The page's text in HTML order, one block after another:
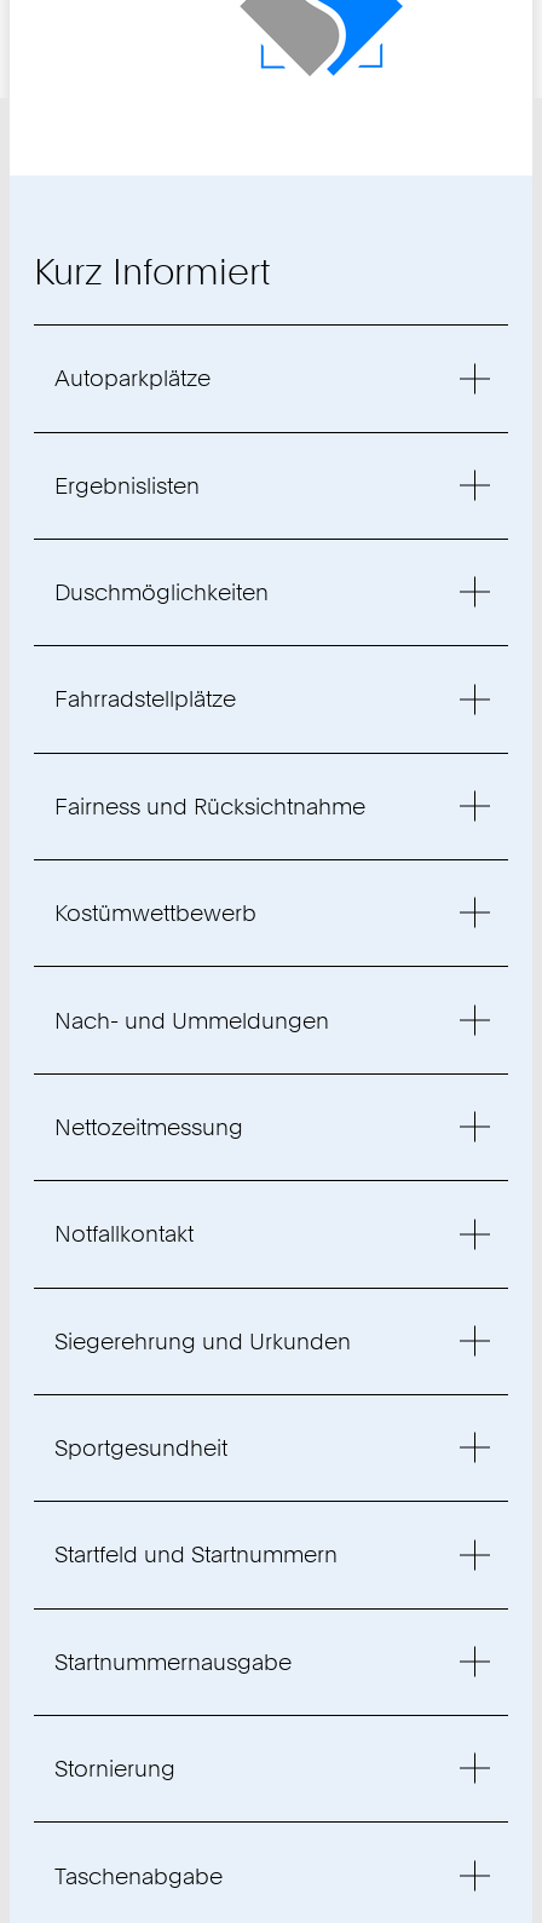
Kurz Informiert
Autoparkplätze
Ergebnislisten
Duschmöglichkeiten
Fahrradstellplätze
Fairness und Rücksichtnahme
Kostümwettbewerb
Nach- und Ummeldungen
Nettozeitmessung
Notfallkontakt
Siegerehrung und Urkunden
Sportgesundheit
Startfeld und Startnummern
Startnummernausgabe
Stornierung
Taschenabgabe